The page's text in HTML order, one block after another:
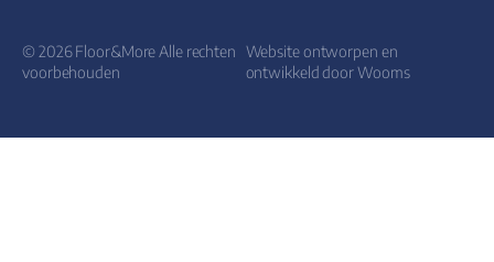
© 2026 Floor&More Alle rechten
voorbehouden
Website ontworpen en
ontwikkeld doorWooms